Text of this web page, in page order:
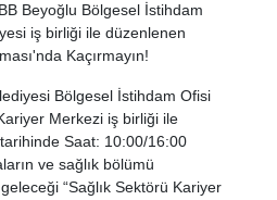
Beyoğlu Bölgesel İstihdam
iş birliği ile düzenlenen
Kaçırmayın!
Bölgesel İstihdam Ofisi
Merkezi iş birliği ile
Saat: 10:00/16:00
ve sağlık bölümü
“Sağlık Sektörü Kariyer